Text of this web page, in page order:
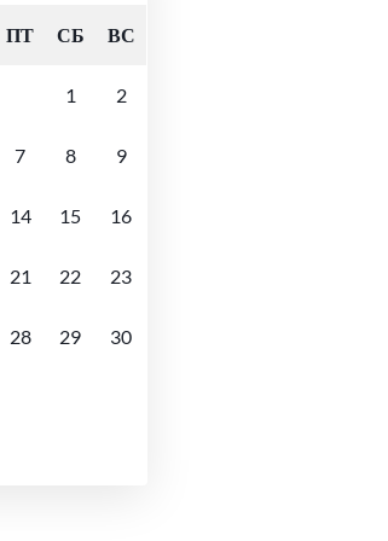
ПТ СБ ВС
1 2
7 8 9
14 15 16
21 22 23
28 29 30